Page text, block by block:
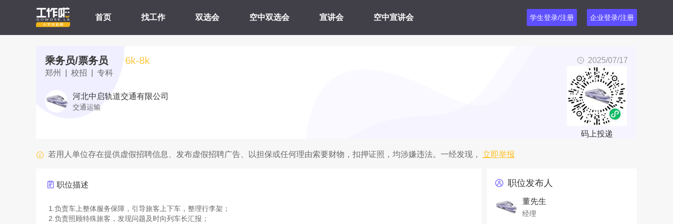
首页 找工作 双选会 空中双选会 宣讲会 空中宣讲会 学生登录/注册 企业登录/注册
乘务员/票务员 6k-8k
2025/07/17
郑州 | 校招 | 专科
河北中启轨道交通有限公司
交通运输
码上投递
若用人单位存在提供虚假招聘信息、发布虚假招聘广告、以担保或任何理由索要财物，扣押证照，均涉嫌违法。一经发现， 立即举报
职位描述
1.负责车上整体服务保障，引导旅客上下车，整理行李架；
职位发布人
董先生
经理